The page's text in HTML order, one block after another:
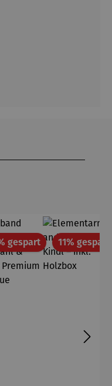
gespartRabatt11% gespart